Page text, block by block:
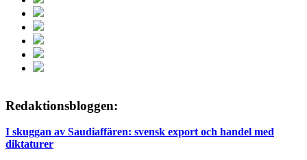
Redaktionsbloggen:
I skuggan av Saudiaffären: svensk export och handel med
diktaturer